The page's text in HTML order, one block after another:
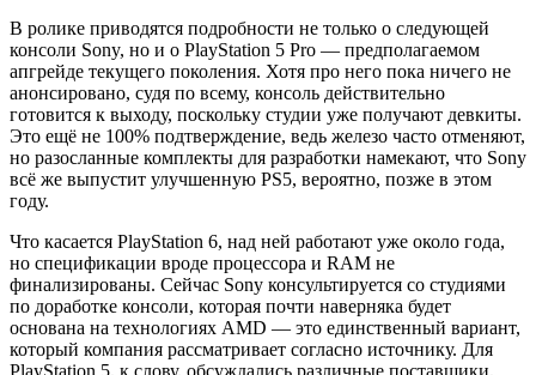
В ролике приводятся подробности не только о следующей
консоли Sony, но и о PlayStation 5 Pro — предполагаемом
апгрейде текущего поколения. Хотя про него пока ничего не
анонсировано, судя по всему, консоль действительно
готовится к выходу, поскольку студии уже получают девкиты.
Это ещё не 100% подтверждение, ведь железо часто отменяют,
но разосланные комплекты для разработки намекают, что Sony
всё же выпустит улучшенную PS5, вероятно, позже в этом
году.
Что касается PlayStation 6, над ней работают уже около года,
но спецификации вроде процессора и RAM не
финализированы. Сейчас Sony консультируется со студиями
по доработке консоли, которая почти наверняка будет
основана на технологиях AMD — это единственный вариант,
который компания рассматривает согласно источнику. Для
PlayStation 5, к слову, обсуждались различные поставщики,